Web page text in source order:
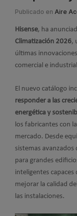
Publicado en Aire
Hisense, ha
Climatización 2026,
últimas
comercial e
El nuevo catálogo
responder a las
energética y
los fabricantes con
mercado. Desde
sistemas avanzados
para grandes
inteligentes
mejorar la calidad
las instalaciones.